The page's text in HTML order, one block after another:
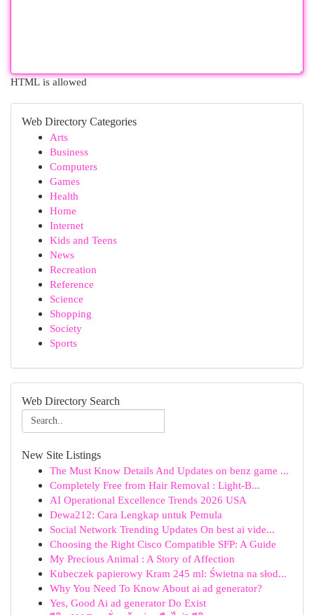
HTML is allowed
Web Directory Categories
Arts
Business
Computers
Games
Health
Home
Internet
Kids and Teens
News
Recreation
Reference
Science
Shopping
Society
Sports
Web Directory Search
New Site Listings
The Must Know Details And Updates on benz game ...
Completely Free from Hair Removal : Light-B...
AI Operational Excellence Trends 2026 USA
Dewa212: Cara Lengkap untuk Pemula
Social Network Trending Updates On best ai vide...
Choosing the Right Cisco Compatible SFP: A Guide
My Precious Animal : A Story of Affection
Kubeczek papierowy Kram 245 ml: Świetna na słod...
Why You Need To Know About ai ad generator?
Yes, Good Ai ad generator Do Exist